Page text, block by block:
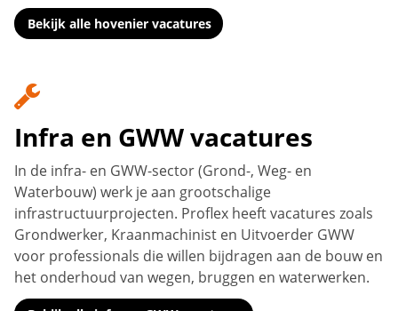
Bekijk alle hovenier vacatures
Infra en GWW vacatures
In de infra- en GWW-sector (Grond-, Weg- en
Waterbouw) werk je aan grootschalige
infrastructuurprojecten. Proflex heeft vacatures zoals
Grondwerker, Kraanmachinist en Uitvoerder GWW
voor professionals die willen bijdragen aan de bouw en
het onderhoud van wegen, bruggen en waterwerken.